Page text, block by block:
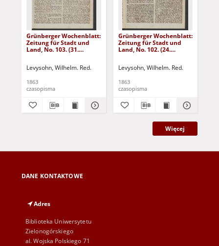
Grünberger Wochenblatt:
Zeitung für Stadt und
Land, No. 103. (31.
Levysohn, Wilhelm. Red.
1863
czasopisma
Grünberger Wochenblatt:
Zeitung für Stadt und
Land, No. 102. (24.
Levysohn, Wilhelm. Red.
1863
czasopisma
Więcej
DANE KONTAKTOWE
Adres
Biblioteka Uniwersytetu
Zielonogórskiego
al. Wojska Polskiego 71